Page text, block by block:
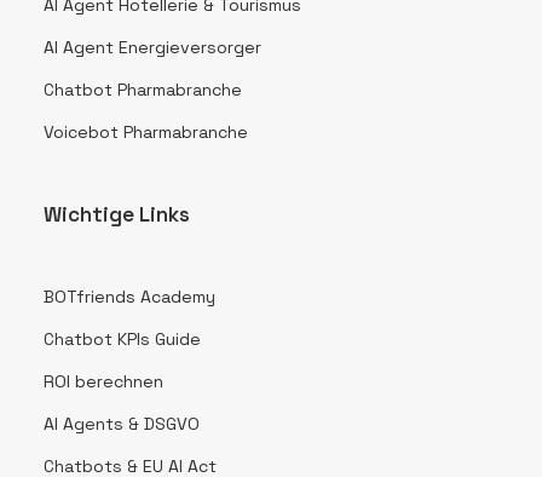
AI Agent Hotellerie & Tourismus
AI Agent Energieversorger
Chatbot Pharmabranche
Voicebot Pharmabranche
Wichtige Links
BOTfriends Academy
Chatbot KPIs Guide
ROI berechnen
AI Agents & DSGVO
Chatbots & EU AI Act